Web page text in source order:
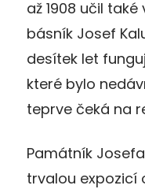
až 1908 učil
básník Josef
desítek let
které bylo
teprve čeká na
Památník
trvalou expozicí